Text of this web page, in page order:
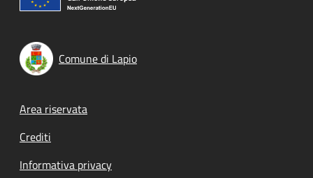
Comune di Lapio
Footer menu
Area riservata
Crediti
Informativa privacy